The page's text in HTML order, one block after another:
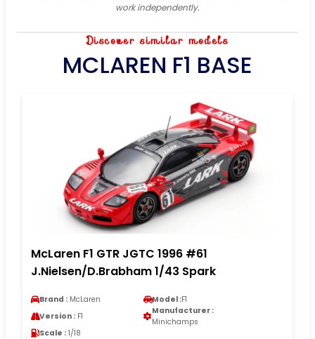
work independently.
Discover similar models
MCLAREN F1 BASE
McLaren F1 GTR JGTC 1996 #61
J.Nielsen/D.Brabham 1/43 Spark
Brand : McLaren Model :F1
Version : F1
Manufacturer :
Minichamps
Scale : 1/18